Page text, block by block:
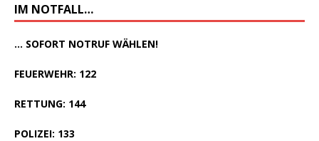
IM NOTFALL…
... SOFORT NOTRUF WÄHLEN!
FEUERWEHR: 122
RETTUNG: 144
POLIZEI: 133